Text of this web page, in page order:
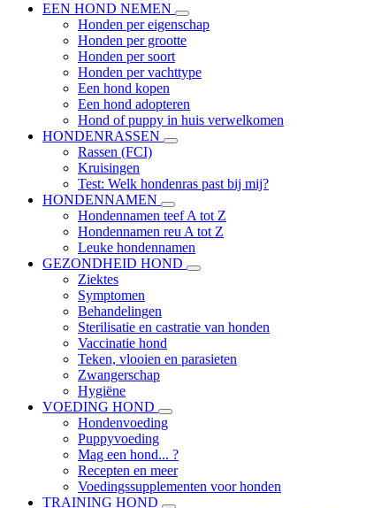
EEN HOND NEMEN
Honden per eigenschap
Honden per grootte
Honden per soort
Honden per vachttype
Een hond kopen
Een hond adopteren
Hond of puppy in huis verwelkomen
HONDENRASSEN
Rassen (FCI)
Kruisingen
Test: Welk hondenras past bij mij?
HONDENNAMEN
Hondennamen teef A tot Z
Hondennamen reu A tot Z
Leuke hondennamen
GEZONDHEID HOND
Ziektes
Symptomen
Behandelingen
Sterilisatie en castratie van honden
Vaccinatie hond
Teken, vlooien en parasieten
Zwangerschap
Hygiëne
VOEDING HOND
Hondenvoeding
Puppyvoeding
Mag een hond... ?
Recepten en meer
Voedingssupplementen voor honden
TRAINING HOND